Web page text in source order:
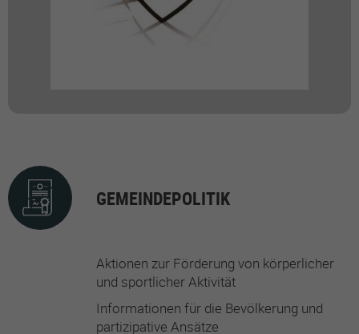
GEMEINDEPOLITIK
Aktionen zur Förderung von körperlicher
und sportlicher Aktivität
Informationen für die Bevölkerung und
partizipative Ansätze